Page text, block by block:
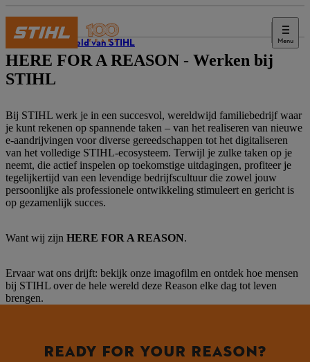
Menu
De wereld van STIHL
HERE FOR A REASON - Werken bij
STIHL
Bij STIHL werk je in een succesvol, wereldwijd familiebedrijf waar
je kunt rekenen op spannende taken – van het realiseren van nieuwe
e-aandrijvingen voor diverse gereedschappen tot het digitaliseren
van het volledige STIHL‑ecosysteem. Terwijl je zulke taken op je
neemt, die actief inspelen op toekomstige uitdagingen, profiteer je
tegelijkertijd van een levendige bedrijfscultuur die zowel jouw
persoonlijke als professionele ontwikkeling stimuleert en gericht is
op gezamenlijk succes.
Want wij zijn HERE FOR A REASON.
Ervaar wat ons drijft: bekijk onze imago­film en ontdek hoe mensen
bij STIHL over de hele wereld deze Reason elke dag tot leven
brengen.
READY FOR YOUR REASON?